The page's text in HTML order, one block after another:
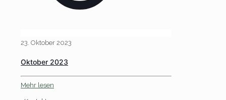
23. Oktober 2023
Oktober 2023
Mehr lesen